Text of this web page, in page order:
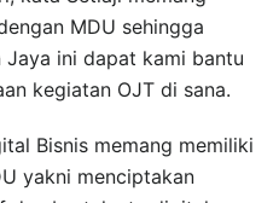
MDU sehingga
Jaya ini dapat kami bantu
kegiatan OJT di sana.
Bisnis memang memiliki
yakni menciptakan